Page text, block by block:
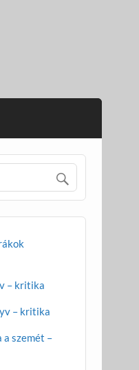
– kritika
– kritika
szemét –